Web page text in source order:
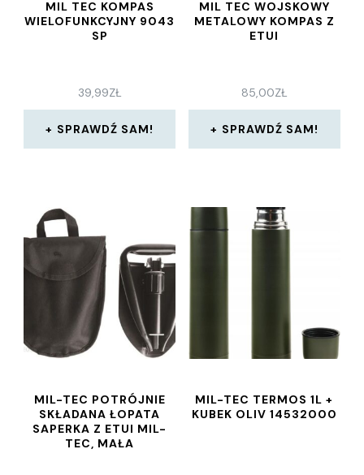
MIL TEC KOMPAS
WIELOFUNKCYJNY 9043
SP
39,99ZŁ
SPRAWDŹ SAM!
MIL TEC WOJSKOWY
METALOWY KOMPAS Z
ETUI
85,00ZŁ
SPRAWDŹ SAM!
MIL-TEC POTRÓJNIE
SKŁADANA ŁOPATA
SAPERKA Z ETUI MIL-
TEC, MAŁA
MIL-TEC TERMOS 1L +
KUBEK OLIV 14532000